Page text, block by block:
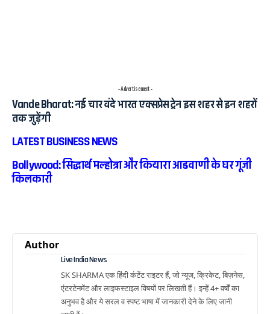
- Advertisement -
Vande Bharat: नई चार वंदे भारत एक्सप्रेस ट्रेन इस शहर से इन शहरों
तक जुड़ेंगी
LATEST BUSINESS NEWS
Bollywood: सिद्धार्थ मल्होत्रा और कियारा आडवाणी के घर गूंजी
किलकारी
Author
Live India News
SK SHARMA एक हिंदी कंटेंट राइटर हैं, जो न्यूज, क्रिकेट, बिज़नेस,
एंटरटेनमेंट और लाइफस्टाइल विषयों पर लिखती हैं। इन्हें 4+ वर्षों का
अनुभव है और ये सरल व स्पष्ट भाषा में जानकारी देने के लिए जानी